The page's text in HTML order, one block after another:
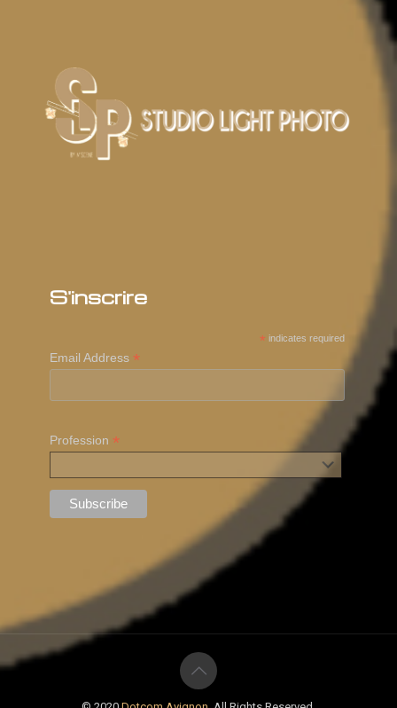
S'inscrire
* indicates required
Email Address *
Profession *